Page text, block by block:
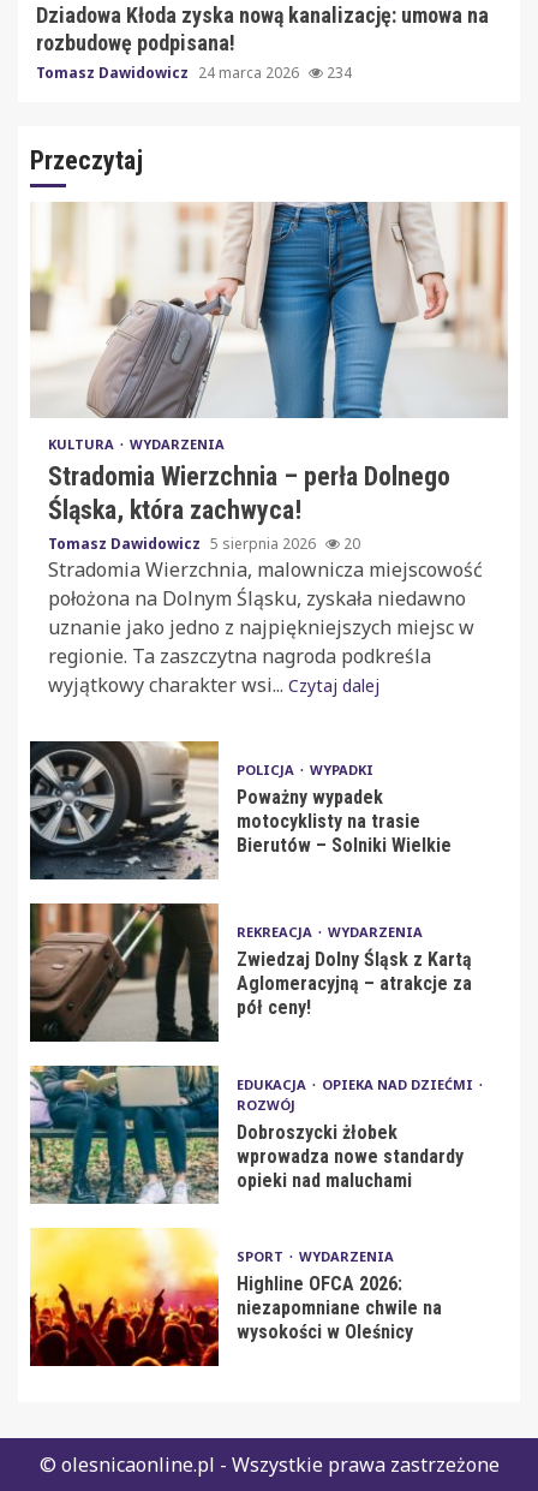
Dziadowa Kłoda zyska nową kanalizację: umowa na
rozbudowę podpisana!
Tomasz Dawidowicz 24 marca 2026 234
Przeczytaj
KULTURA WYDARZENIA
Stradomia Wierzchnia – perła Dolnego
Śląska, która zachwyca!
Tomasz Dawidowicz 5 sierpnia 2026 20
Stradomia Wierzchnia, malownicza miejscowość
położona na Dolnym Śląsku, zyskała niedawno
uznanie jako jedno z najpiękniejszych miejsc w
regionie. Ta zaszczytna nagroda podkreśla
wyjątkowy charakter wsi... Czytaj dalej
POLICJA WYPADKI
Poważny wypadek
motocyklisty na trasie
Bierutów – Solniki Wielkie
REKREACJA WYDARZENIA
Zwiedzaj Dolny Śląsk z Kartą
Aglomeracyjną – atrakcje za
pół ceny!
EDUKACJA
OPIEKA NAD DZIEĆMI
ROZWÓJ
Dobroszycki żłobek
wprowadza nowe standardy
opieki nad maluchami
SPORT WYDARZENIA
Highline OFCA 2026:
niezapomniane chwile na
wysokości w Oleśnicy
© olesnicaonline.pl - Wszystkie prawa zastrzeżone